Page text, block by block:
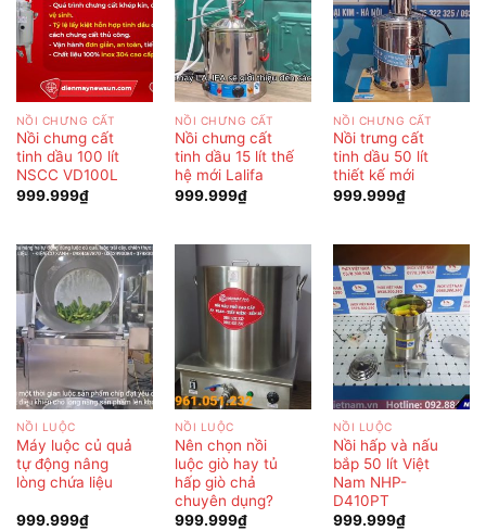
NỒI CHƯNG CẤT
Nồi chưng cất
tinh dầu 100 lít
NSCC VD100L
999.999₫
NỒI CHƯNG CẤT
Nồi chưng cất
tinh dầu 15 lít thế
hệ mới Lalifa
999.999₫
NỒI CHƯNG CẤT
Nồi trưng cất
tinh dầu 50 lít
thiết kế mới
999.999₫
NỒI LUỘC
Máy luộc củ quả
tự động nâng
lòng chứa liệu
999.999₫
NỒI LUỘC
Nên chọn nồi
luộc giò hay tủ
hấp giò chả
chuyên dụng?
999.999₫
NỒI LUỘC
Nồi hấp và nấu
bắp 50 lít Việt
Nam NHP-
D410PT
999.999₫